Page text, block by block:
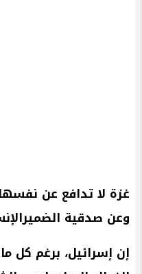
غزة لاتدافع عن نفسها
وعن صدقية
إن إسرائيل، برغم كل ما